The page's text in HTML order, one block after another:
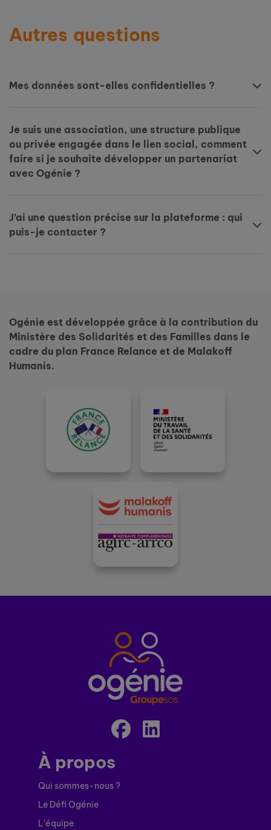
Autres questions
Mes données sont-elles confidentielles ?
Je suis une association, une structure publique
ou privée engagée dans le lien social, comment
faire si je souhaite développer un partenariat
avec Ogénie ?
J’ai une question précise sur la plateforme : qui
puis-je contacter ?
Ogénie est développée grâce à la contribution du
Ministère des Solidarités et des Familles dans le
cadre du plan France Relance et de Malakoff
Humanis.
À propos
Qui sommes-nous ?
Le Défi Ogénie
L’équipe